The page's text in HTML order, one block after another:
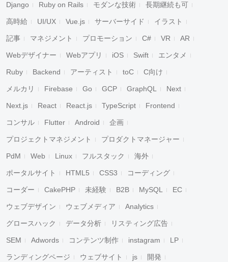
Django Ruby on Rails モダンな技術 長期継続も可
高時給 UI/UX Vue.js サーバーサイド イラスト
記事 マネジメント プロモーション C# VR AR
Webデザイナー Webアプリ iOS Swift エンタメ
Ruby Backend アーティスト toC C向け
メルカリ Firebase Go GCP GraphQL Next
Next.js React React.js TypeScript Frontend
コンサル Flutter Android 企画
プロジェクトマネジメント プロダクトマネージャー
PdM Web Linux フルスタック 海外
ポータルサイト HTML5 CSS3 コーディング
コーダー CakePHP 未経験 B2B MySQL EC
ウェブデザイン ウェブメディア Analytics
グロースハック データ分析 リスティング広告
SEM Adwords コンテンツ制作 instagram LP
ランディングページ ウェブサイト js 開発